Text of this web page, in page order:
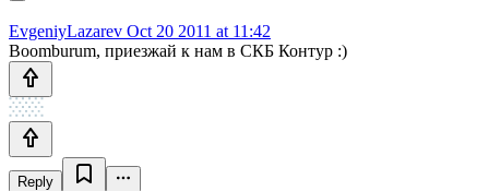
EvgeniyLazarev Oct 20 2011 at 11:42
Boomburum, приезжай к нам в СКБ Контур :)
Reply